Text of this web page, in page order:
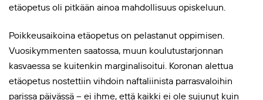
etäopetus oli pitkään ainoa mahdollisuus opiskeluun.
Poikkeusaikoina etäopetus on pelastanut oppimisen.
Vuosikymmenten saatossa, muun koulutustarjonnan
kasvaessa se kuitenkin marginalisoitui. Koronan alettua
etäopetus nostettiin vihdoin naftaliinista parrasvaloihin
parissa päivässä – ei ihme, että kaikki ei ole sujunut kuin